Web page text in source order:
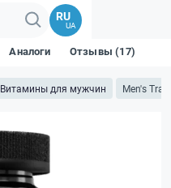
RU
UA
Витамины для мужчин Men's
Аналоги Отзывы (17)